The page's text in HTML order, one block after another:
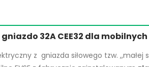
32A CEE32 dla mobilnych
z gniazda siłowego tzw. ,,małej